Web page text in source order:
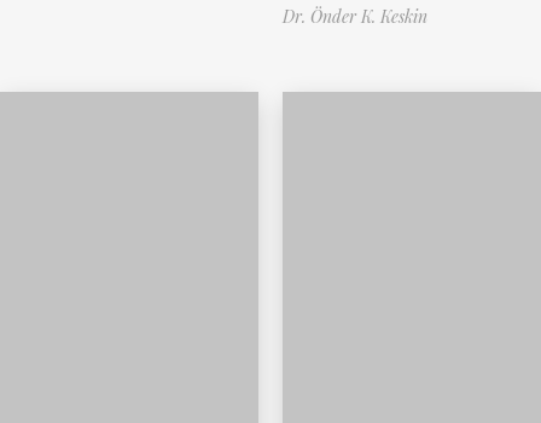
Dr. Önder K. Keskin